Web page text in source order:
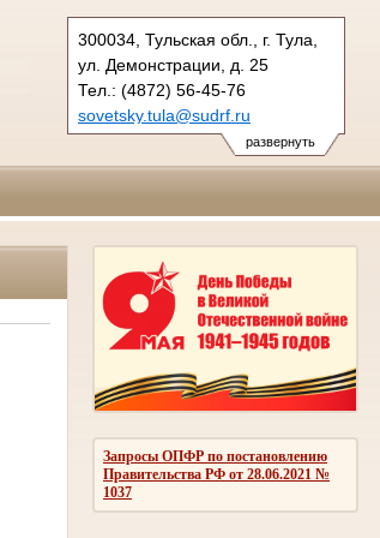
развернуть
300034, Тульская обл., г. Тула,
ул. Демонстрации, д. 25
Тел.: (4872) 56-45-76
sovetsky.tula@sudrf.ru
Запросы ОПФР по постановлению
Правительства РФ от 28.06.2021 №
1037